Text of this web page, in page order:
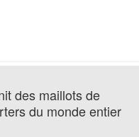
des maillots de
du monde entier